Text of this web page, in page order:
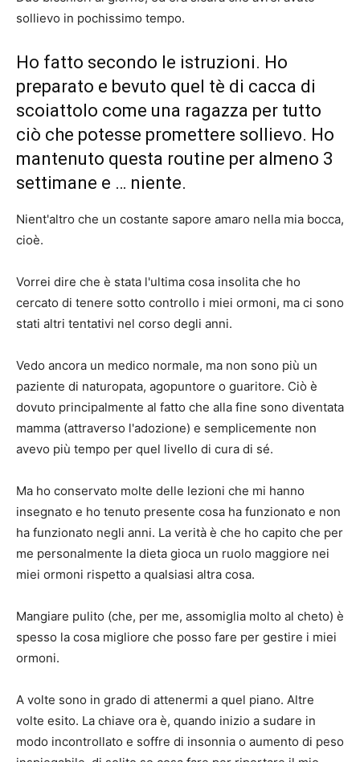
sollievo in pochissimo tempo.
Ho fatto secondo le istruzioni. Ho
preparato e bevuto quel tè di cacca di
scoiattolo come una ragazza per tutto
ciò che potesse promettere sollievo. Ho
mantenuto questa routine per almeno 3
settimane e … niente.
Nient'altro che un costante sapore amaro nella mia bocca,
cioè.
Vorrei dire che è stata l'ultima cosa insolita che ho
cercato di tenere sotto controllo i miei ormoni, ma ci sono
stati altri tentativi nel corso degli anni.
Vedo ancora un medico normale, ma non sono più un
paziente di naturopata, agopuntore o guaritore. Ciò è
dovuto principalmente al fatto che alla fine sono diventata
mamma (attraverso l'adozione) e semplicemente non
avevo più tempo per quel livello di cura di sé.
Ma ho conservato molte delle lezioni che mi hanno
insegnato e ho tenuto presente cosa ha funzionato e non
ha funzionato negli anni. La verità è che ho capito che per
me personalmente la dieta gioca un ruolo maggiore nei
miei ormoni rispetto a qualsiasi altra cosa.
Mangiare pulito (che, per me, assomiglia molto al cheto) è
spesso la cosa migliore che posso fare per gestire i miei
ormoni.
A volte sono in grado di attenermi a quel piano. Altre
volte esito. La chiave ora è, quando inizio a sudare in
modo incontrollato e soffre di insonnia o aumento di peso